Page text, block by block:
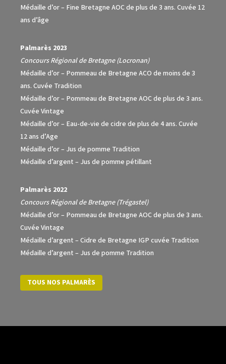
Médaille d’or – Fine Bretagne AOC de plus de 3 ans. Cuvée 12
ans d’âge
Palmarès 2023
Concours Régional de Bretagne (Locronan)
Médaille d’or – Pommeau de Bretagne ACO de moins de 3
ans. Cuvée Tradition
Médaille d’or – Pommeau de Bretagne AOC de plus de 3 ans.
Cuvée Vintage
Médaille d’or – Eau-de-vie de cidre de plus de 4 ans. Cuvée
12 ans d’Age
Médaille d’or – Jus de pomme Tradition
Médaille d’argent – Jus de pomme pétillant
Palmarès 2022
Concours Régional de Bretagne (Trégastel)
Médaille d’or – Pommeau de Bretagne AOC de plus de 3 ans.
Cuvée Vintage
Médaille d’argent – Cidre de Bretagne IGP cuvée Tradition
Médaille d’argent – Jus de pomme Tradition
TOUS NOS PALMARÈS